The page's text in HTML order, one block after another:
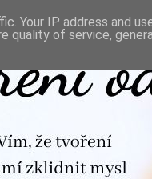
Your IP address and
quality of service,